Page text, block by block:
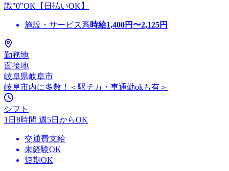
識"0"OK【日払いOK】
施設・サービス系時給1,400円〜2,125円
勤務地
面接地
岐阜県岐阜市
岐阜市内に多数！＜駅チカ・車通勤okも有＞
シフト
1日8時間 週5日からOK
交通費支給
未経験OK
短期OK